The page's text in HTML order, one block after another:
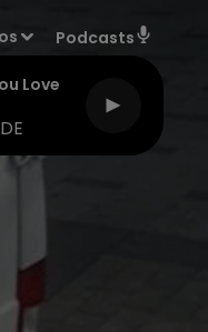
Podcasts
Love